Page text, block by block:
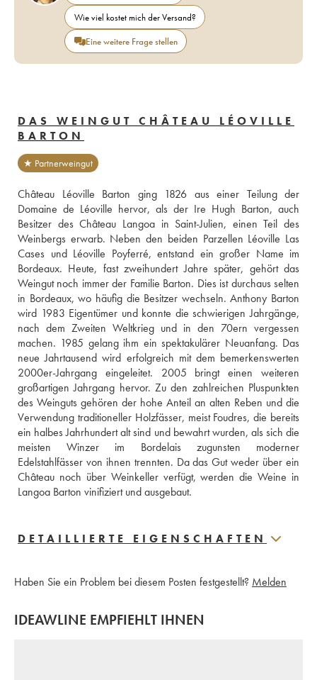
Wie viel kostet mich der Versand?
Eine weitere Frage stellen
DAS WEINGUT CHÂTEAU LÉOVILLE
BARTON
★ Partnerweingut
Château Léoville Barton ging 1826 aus einer Teilung der
Domaine de Léoville hervor, als der Ire Hugh Barton, auch
Besitzer des Château Langoa in Saint-Julien, einen Teil des
Weinbergs erwarb. Neben den beiden Parzellen Léoville Las
Cases und Léoville Poyferré, entstand ein großer Name im
Bordeaux. Heute, fast zweihundert Jahre später, gehört das
Weingut noch immer der Familie Barton. Dies ist durchaus selten
in Bordeaux, wo häufig die Besitzer wechseln. Anthony Barton
wird 1983 Eigentümer und konnte die schwierigen Jahrgänge,
nach dem Zweiten Weltkrieg und in den 70ern vergessen
machen. 1985 gelang ihm ein spektakulärer Neuanfang. Das
neue Jahrtausend wird erfolgreich mit dem bemerkenswerten
2000er-Jahrgang eingeleitet. 2005 bringt einen weiteren
großartigen Jahrgang hervor. Zu den zahlreichen Pluspunkten
des Weinguts gehören der hohe Anteil an alten Reben und die
Verwendung traditioneller Holzfässer, meist Foudres, die bereits
ein halbes Jahrhundert alt sind und bewahrt wurden, als sich die
meisten Winzer im Bordelais zugunsten moderner
Edelstahlfässer von ihnen trennten. Da das Gut weder über ein
Château noch über Weinkeller verfügt, werden die Weine in
Langoa Barton vinifiziert und ausgebaut.
DETAILLIERTE EIGENSCHAFTEN
Haben Sie ein Problem bei diesem Posten festgestellt? Melden
IDEAWLINE EMPFIEHLT IHNEN